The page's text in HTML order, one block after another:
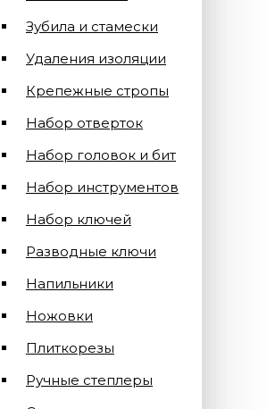
Зубила и стамески
Удаления изоляции
Крепежные стропы
Набор отверток
Набор головок и бит
Набор инструментов
Набор ключей
Разводные ключи
Напильники
Ножовки
Плиткорезы
Ручные степлеры